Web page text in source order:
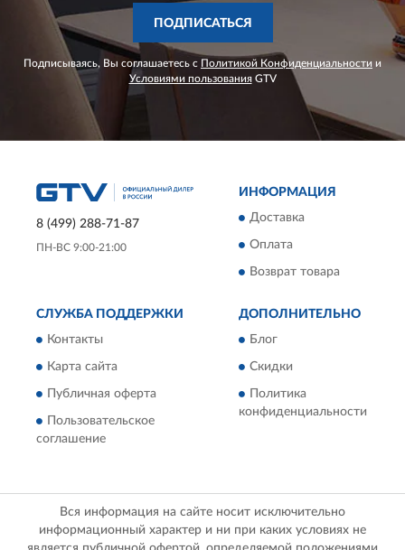
ПОДПИСАТЬСЯ
Подписываясь, Вы соглашаетесь с Политикой Конфиденциальности и
Условиями пользованияGTV
8 (499) 288-71-87
ПН-ВС 9:00-21:00
ИНФОРМАЦИЯ
Доставка
Оплата
Возврат товара
СЛУЖБА ПОДДЕРЖКИ
Контакты
Карта сайта
Публичная оферта
Пользовательское
соглашение
ДОПОЛНИТЕЛЬНО
Блог
Скидки
Политика
конфиденциальности
Вся информация на сайте носит исключительно
информационный характер и ни при каких условиях не